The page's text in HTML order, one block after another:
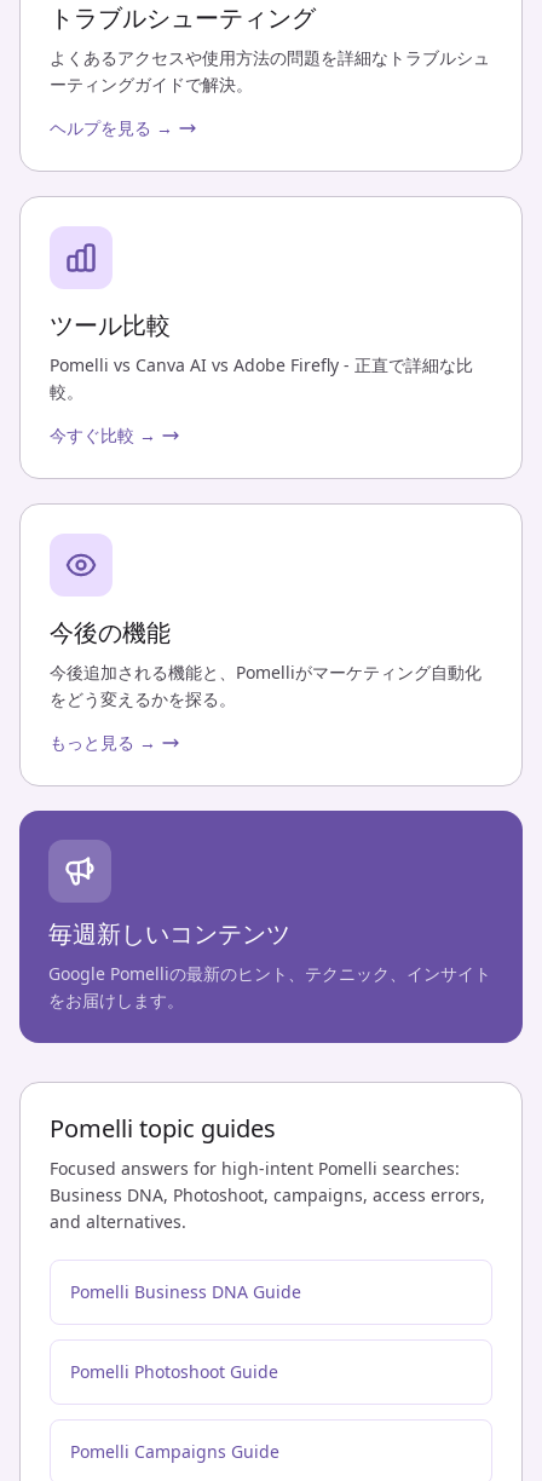
トラブルシューティング
よくあるアクセスや使用方法の問題を詳細なトラブルシュ
ーティングガイドで解決。
ヘルプを見る →
ツール比較
Pomelli vs Canva AI vs Adobe Firefly - 正直で詳細な比
較。
今すぐ比較 →
今後の機能
今後追加される機能と、Pomelliがマーケティング自動化
をどう変えるかを探る。
もっと見る →
毎週新しいコンテンツ
Google Pomelliの最新のヒント、テクニック、インサイト
をお届けします。
Pomelli topic guides
Focused answers for high-intent Pomelli searches:
Business DNA, Photoshoot, campaigns, access errors,
and alternatives.
Pomelli Business DNA Guide
Pomelli Photoshoot Guide
Pomelli Campaigns Guide